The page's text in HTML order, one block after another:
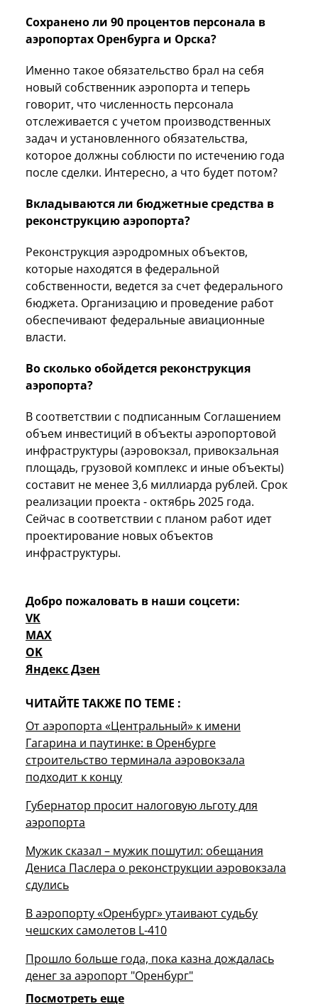
Сохранено ли 90 процентов персонала в
аэропортах Оренбурга и Орска?
Именно такое обязательство брал на себя
новый собственник аэропорта и теперь
говорит, что численность персонала
отслеживается с учетом производственных
задач и установленного обязательства,
которое должны соблюсти по истечению года
после сделки. Интересно, а что будет потом?
Вкладываются ли бюджетные средства в
реконструкцию аэропорта?
Реконструкция аэродромных объектов,
которые находятся в федеральной
собственности, ведется за счет федерального
бюджета. Организацию и проведение работ
обеспечивают федеральные авиационные
власти.
Во сколько обойдется реконструкция
аэропорта?
В соответствии с подписанным Соглашением
объем инвестиций в объекты аэропортовой
инфраструктуры (аэровокзал, привокзальная
площадь, грузовой комплекс и иные объекты)
составит не менее 3,6 миллиарда рублей. Срок
реализации проекта - октябрь 2025 года.
Сейчас в соответствии с планом работ идет
проектирование новых объектов
инфраструктуры.
Добро пожаловать в наши соцсети:
VK
MAX
OK
Яндекс Дзен
ЧИТАЙТЕ ТАКЖЕ ПО ТЕМЕ :
От аэропорта «Центральный» к имени
Гагарина и паутинке: в Оренбурге
строительство терминала аэровокзала
подходит к концу
Губернатор просит налоговую льготу для
аэропорта
Мужик сказал – мужик пошутил: обещания
Дениса Паслера о реконструкции аэровокзала
сдулись
В аэропорту «Оренбург» утаивают судьбу
чешских самолетов L-410
Прошло больше года, пока казна дождалась
денег за аэропорт "Оренбург"
Посмотреть еще